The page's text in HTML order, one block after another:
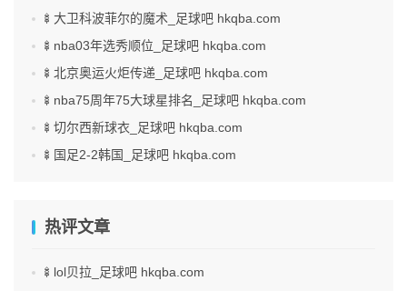
🍢大卫科波菲尔的魔术_足球吧 hkqba.com
🍢nba03年选秀顺位_足球吧 hkqba.com
🍢北京奥运火炬传递_足球吧 hkqba.com
🍢nba75周年75大球星排名_足球吧 hkqba.com
🍢切尔西新球衣_足球吧 hkqba.com
🍢国足2-2韩国_足球吧 hkqba.com
热评文章
🍢lol贝拉_足球吧 hkqba.com